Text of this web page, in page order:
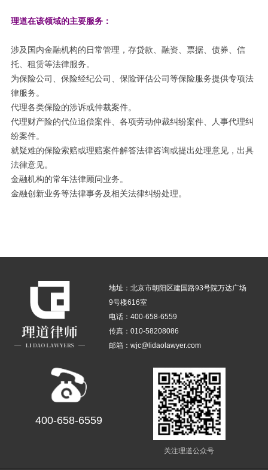
理道在该领域的主要服务：
涉及国内金融机构的日常管理，存贷款、融资、票据、债券、信
托、租赁等法律服务。
为保险公司、保险经纪公司、保险评估公司等保险服务提供专项法
律服务。
代理各类保险的涉诉或仲裁案件。
代理财产险的代位追偿案件、各项劳动仲裁纠纷案件、人事代理纠
纷案件。
就疑难的保险索赔或理赔案件解答法律咨询或提出处理意见，出具
法律意见。
金融机构的常年法律顾问业务。
金融创新业务等法律事务及相关法律纠纷处理。
地址：北京市朝阳区建国路93号院万达广场
9号楼616室
电话：400-658-6559
传真：010-58208086
邮箱：wjc@lidaolawyer.com
400-658-6559
关注理道公众号